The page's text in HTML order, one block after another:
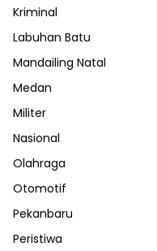
Kriminal
Labuhan Batu
Mandailing Natal
Medan
Militer
Nasional
Olahraga
Otomotif
Pekanbaru
Peristiwa